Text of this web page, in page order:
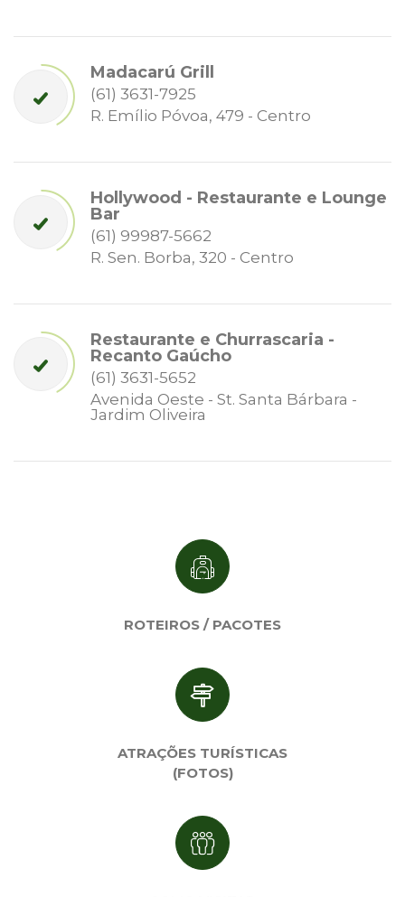
Madacarú Grill
(61) 3631-7925
R. Emílio Póvoa, 479 - Centro
Hollywood - Restaurante e Lounge
Bar
(61) 99987-5662
R. Sen. Borba, 320 - Centro
Restaurante e Churrascaria -
Recanto Gaúcho
(61) 3631-5652
Avenida Oeste - St. Santa Bárbara -
Jardim Oliveira
ROTEIROS / PACOTES
ATRAÇÕES TURÍSTICAS
(FOTOS)